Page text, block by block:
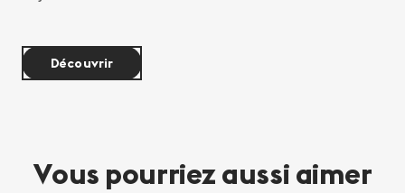
Découvrir
Vous pourriez aussi aimer